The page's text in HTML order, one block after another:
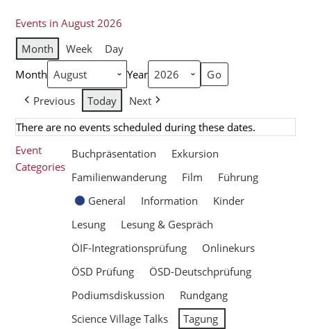
Events in August 2026
Month
Week
Day
Month
Year
Previous
Today
Next
There are no events scheduled during these dates.
Event
Categories
Buchpräsentation
Exkursion
Familienwanderung
Film
Führung
General
Information
Kinder
Lesung
Lesung & Gespräch
ÖIF-Integrationsprüfung
Onlinekurs
ÖSD Prüfung
ÖSD-Deutschprüfung
Podiumsdiskussion
Rundgang
Science Village Talks
Tagung